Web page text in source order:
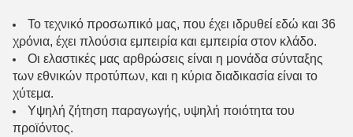
Το τεχνικό προσωπικό μας, που έχει ιδρυθεί εδώ και 36
χρόνια, έχει πλούσια εμπειρία και εμπειρία στον κλάδο.
Οι ελαστικές μας αρθρώσεις είναι η μονάδα σύνταξης
των εθνικών προτύπων, και η κύρια διαδικασία είναι το
χύτεμα.
Υψηλή ζήτηση παραγωγής, υψηλή ποιότητα του
προϊόντος.